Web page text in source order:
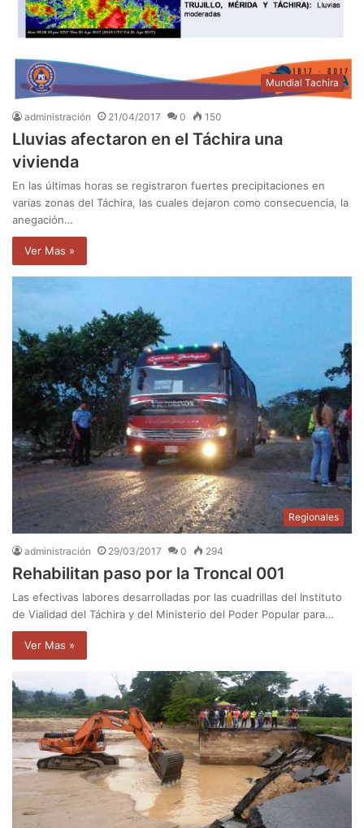
Mundial Tachira
administración 21/04/2017 0 150
Lluvias afectaron en el Táchira una
vivienda
En las últimas horas se registraron fuertes precipitaciones en
varias zonas del Táchira, las cuales dejaron como consecuencia, la
anegación…
Ver Mas »
Regionales
administración 29/03/2017 0 294
Rehabilitan paso por la Troncal 001
Las efectivas labores desarrolladas por las cuadrillas del Instituto
de Vialidad del Táchira y del Ministerio del Poder Popular para…
Ver Mas »